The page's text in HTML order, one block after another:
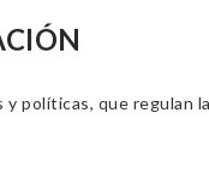
políticas, que regulan